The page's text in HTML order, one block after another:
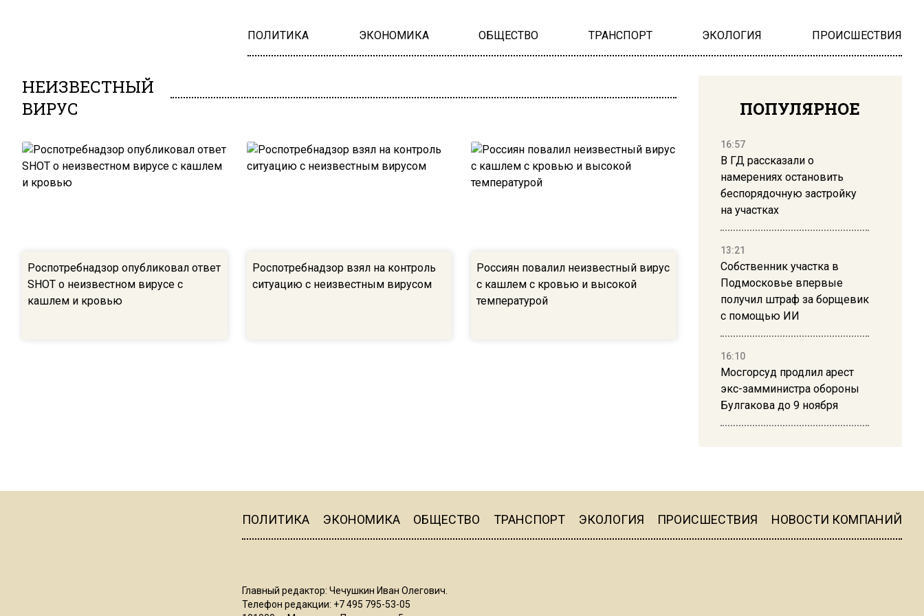
ПОЛИТИКА ЭКОНОМИКА ОБЩЕСТВО ТРАНСПОРТ ЭКОЛОГИЯ ПРОИСШЕСТВИЯ
НЕИЗВЕСТНЫЙ
ВИРУС
Роспотребнадзор опубликовал ответ
SHOT о неизвестном вирусе с
кашлем и кровью
Роспотребнадзор взял на контроль
ситуацию с неизвестным вирусом
Россиян повалил неизвестный вирус
с кашлем с кровью и высокой
температурой
ПОПУЛЯРНОЕ
16:57
В ГД рассказали о
намерениях остановить
беспорядочную застройку
на участках
13:21
Собственник участка в
Подмосковье впервые
получил штраф за борщевик
с помощью ИИ
16:10
Мосгорсуд продлил арест
экс-замминистра обороны
Булгакова до 9 ноября
16:19
ПОЛИТИКА ЭКОНОМИКА ОБЩЕСТВО ТРАНСПОРТ ЭКОЛОГИЯ ПРОИСШЕСТВИЯ НОВОСТИ КОМПАНИЙ
Главный редактор: Чечушкин Иван Олегович.
Телефон редакции: +7 495 795-53-05